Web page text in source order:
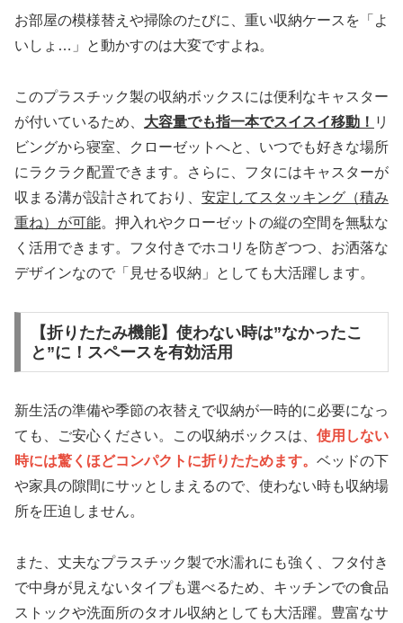
お部屋の模様替えや掃除のたびに、重い収納ケースを「よ
いしょ…」と動かすのは大変ですよね。
このプラスチック製の収納ボックスには便利なキャスター
が付いているため、 大容量でも指一本でスイスイ移動！ リ
ビングから寝室、クローゼットへと、いつでも好きな場所
にラクラク配置できます。さらに、フタにはキャスターが
収まる溝が設計されており、 安定してスタッキング（積み
重ね）が可能。押入れやクローゼットの縦の空間を無駄な
く活用できます。フタ付きでホコリを防ぎつつ、お洒落な
デザインなので「見せる収納」としても大活躍します。
【折りたたみ機能】使わない時は”なかったこ
と”に！スペースを有効活用
新生活の準備や季節の衣替えで収納が一時的に必要になっ
ても、ご安心ください。この収納ボックスは、 使用しない
時には驚くほどコンパクトに折りたためます。 ベッドの下
や家具の隙間にサッとしまえるので、使わない時も収納場
所を圧迫しません。
また、丈夫なプラスチック製で水濡れにも強く、フタ付き
で中身が見えないタイプも選べるため、キッチンでの食品
ストックや洗面所のタオル収納としても大活躍。豊富なサ